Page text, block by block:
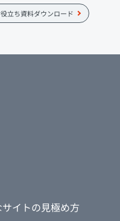
事にも最適な空間です。
立ち資料ダウンロード
イトの見極め方